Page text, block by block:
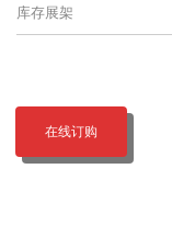
库存展架
在线订购